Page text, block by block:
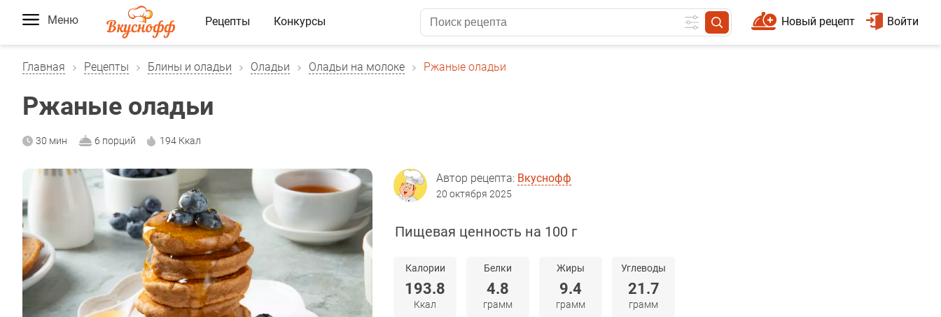
Меню Рецепты Конкурсы Войти
Новый рецепт
Главная Рецепты Блины и оладьи Оладьи Оладьи на молоке Ржаные оладьи
Ржаные оладьи
30 мин 6 порций 194 Ккал
Автор рецепта: Вкуснофф
20 октября 2025
Пищевая ценность на 100 г
Калории
193.8
Ккал
Белки
4.8
грамм
Жиры
9.4
грамм
Углеводы
21.7
грамм